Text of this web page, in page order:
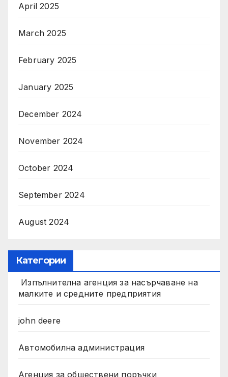
April 2025
March 2025
February 2025
January 2025
December 2024
November 2024
October 2024
September 2024
August 2024
Категории
Изпълнителна агенция за насърчаване на
малките и средните предприятия
john deere
Автомобилна администрация
Агенция за обществени поръчки